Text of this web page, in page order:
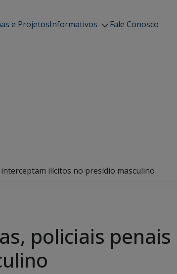
e ProjetosInformativos
Fale Conosco
ilícitos no presídio masculino
policiais